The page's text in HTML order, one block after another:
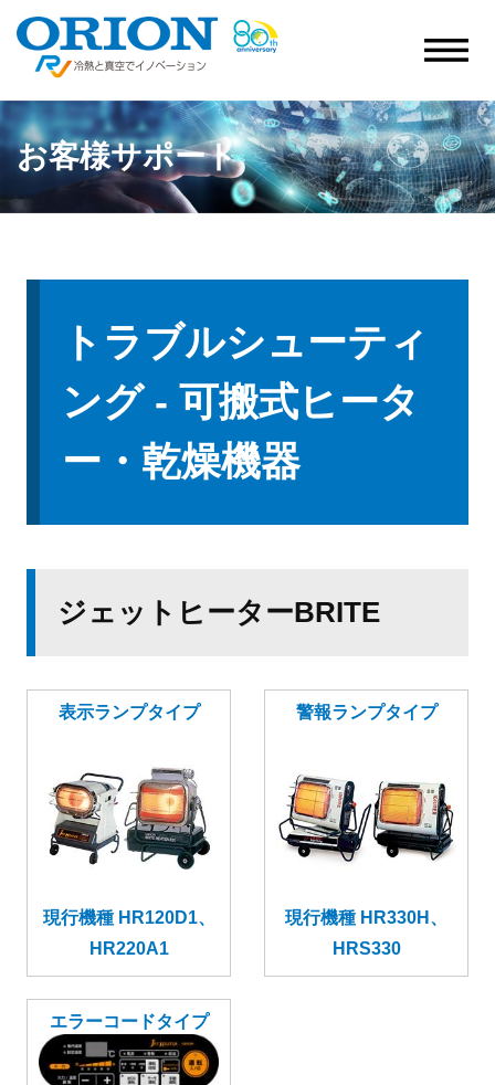
お客様サポート
トラブルシューティ
ング - 可搬式ヒータ
ー・乾燥機器
ジェットヒーターBRITE
表示ランプタイプ
現行機種 HR120D1、
HR220A1
警報ランプタイプ
現行機種 HR330H、
HRS330
エラーコードタイプ